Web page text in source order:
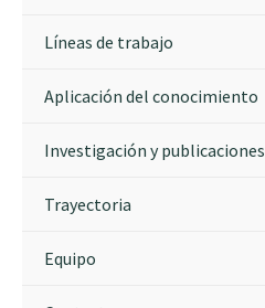
Líneas de trabajo
Aplicación del conocimiento
Investigación y publicaciones
Trayectoria
Equipo